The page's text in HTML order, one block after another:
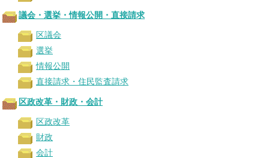
議会・選挙・情報公開・直接請求
区議会
選挙
情報公開
直接請求・住民監査請求
区政改革・財政・会計
区政改革
財政
会計